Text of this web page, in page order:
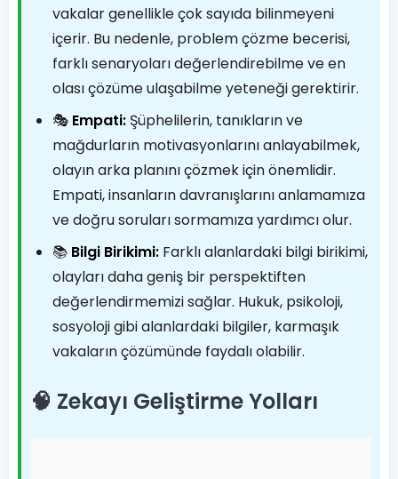
vakalar genellikle çok sayıda bilinmeyeni
içerir. Bu nedenle, problem çözme becerisi,
farklı senaryoları değerlendirebilme ve en
olası çözüme ulaşabilme yeteneği gerektirir.
🎭 Empati: Şüphelilerin, tanıkların ve
mağdurların motivasyonlarını anlayabilmek,
olayın arka planını çözmek için önemlidir.
Empati, insanların davranışlarını anlamamıza
ve doğru soruları sormamıza yardımcı olur.
📚 Bilgi Birikimi: Farklı alanlardaki bilgi birikimi,
olayları daha geniş bir perspektiften
değerlendirmemizi sağlar. Hukuk, psikoloji,
sosyoloji gibi alanlardaki bilgiler, karmaşık
vakaların çözümünde faydalı olabilir.
🧠 Zekayı Geliştirme Yolları